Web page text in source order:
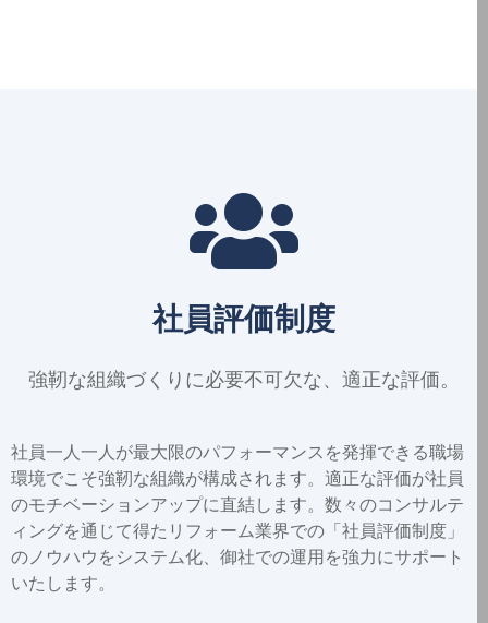
社員評価制度
強靭な組織づくりに必要不可欠な、 適正な評価。
社員一人一人が最大限のパフォーマンスを発揮できる職場
環境でこそ強靭な組織が構成されます。適正な評価が社員
のモチベーションアップに直結します。数々のコンサルテ
ィングを通じて得たリフォーム業界での「社員評価制度」
のノウハウをシステム化、御社での運用を強力にサポート
いたします。